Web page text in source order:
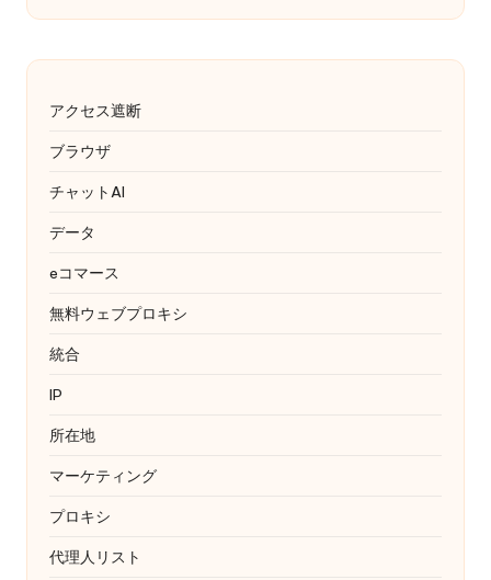
アクセス遮断
ブラウザ
チャットAI
データ
eコマース
無料ウェブプロキシ
統合
IP
所在地
マーケティング
プロキシ
代理人リスト